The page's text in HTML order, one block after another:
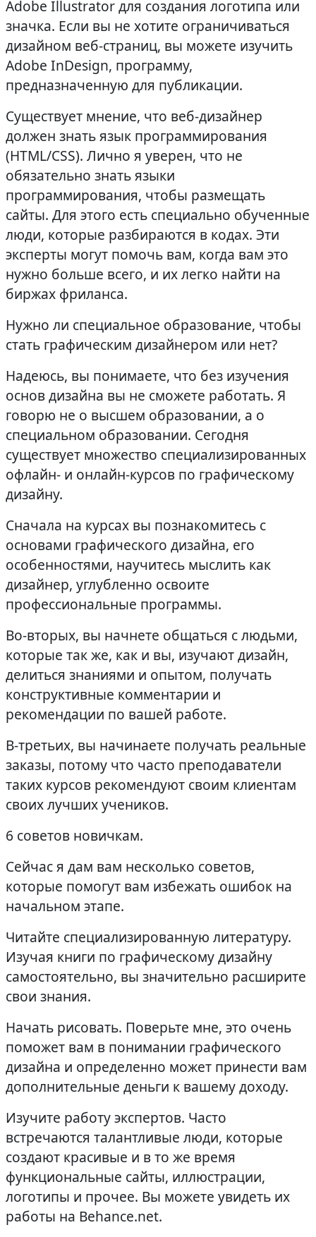
Adobe Illustrator для создания логотипа или
значка. Если вы не хотите ограничиваться
дизайном веб-страниц, вы можете изучить
Adobe InDesign, программу,
предназначенную для публикации.
Существует мнение, что веб-дизайнер
должен знать язык программирования
(HTML/CSS). Лично я уверен, что не
обязательно знать языки
программирования, чтобы размещать
сайты. Для этого есть специально обученные
люди, которые разбираются в кодах. Эти
эксперты могут помочь вам, когда вам это
нужно больше всего, и их легко найти на
биржах фриланса.
Нужно ли специальное образование, чтобы
стать графическим дизайнером или нет?
Надеюсь, вы понимаете, что без изучения
основ дизайна вы не сможете работать. Я
говорю не о высшем образовании, а о
специальном образовании. Сегодня
существует множество специализированных
офлайн- и онлайн-курсов по графическому
дизайну.
Сначала на курсах вы познакомитесь с
основами графического дизайна, его
особенностями, научитесь мыслить как
дизайнер, углубленно освоите
профессиональные программы.
Во-вторых, вы начнете общаться с людьми,
которые так же, как и вы, изучают дизайн,
делиться знаниями и опытом, получать
конструктивные комментарии и
рекомендации по вашей работе.
В-третьих, вы начинаете получать реальные
заказы, потому что часто преподаватели
таких курсов рекомендуют своим клиентам
своих лучших учеников.
6 советов новичкам.
Сейчас я дам вам несколько советов,
которые помогут вам избежать ошибок на
начальном этапе.
Читайте специализированную литературу.
Изучая книги по графическому дизайну
самостоятельно, вы значительно расширите
свои знания.
Начать рисовать. Поверьте мне, это очень
поможет вам в понимании графического
дизайна и определенно может принести вам
дополнительные деньги к вашему доходу.
Изучите работу экспертов. Часто
встречаются талантливые люди, которые
создают красивые и в то же время
функциональные сайты, иллюстрации,
логотипы и прочее. Вы можете увидеть их
работы на Behance.net.